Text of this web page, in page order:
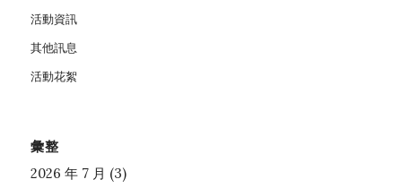
活動資訊
其他訊息
活動花絮
彙整
2026 年 7 月 (3)